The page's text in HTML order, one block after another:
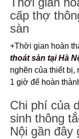
cấp thợ
sàn
+Thời gian hoàn
thoát sàn tại Hà
nghẽn của thiết
1 giờ để hoàn
Chi phí của
sinh thông
Nội gần đây